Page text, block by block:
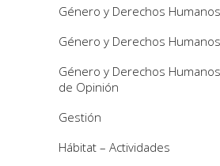
Género y Derechos Humanos
Género y Derechos
Género y Derechos
de Opinión
Gestión
Hábitat – Actividades